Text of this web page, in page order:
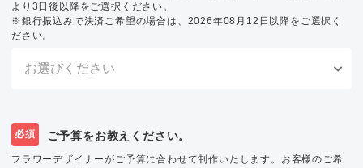
より3日後以降をご選択ください。
※銀行振込みで決済ご希望の場合は、2026年08月12日以降をご選択く
ださい。
必須 ご予算をお教えください。
フラワーデザイナーがご予算に合わせて制作いたします。お客様のご希